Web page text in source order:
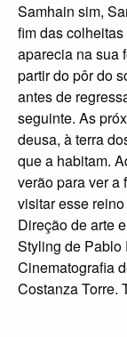
Samhain sim,
fim das
aparecia na sua
partir do pôr do
antes de
seguinte. As
deusa, à terra
que a habitam.
verão para ver a
visitar esse
Direção de arte
Styling de Pablo
Cinematografia
Costanza Torre.